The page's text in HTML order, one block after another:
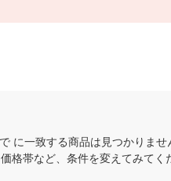
に一致する商品は見つかりませ
格帯など、条件を変えてみてく